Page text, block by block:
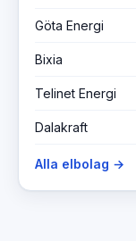
Göta Energi
Bixia
Telinet Energi
Dalakraft
Alla elbolag →